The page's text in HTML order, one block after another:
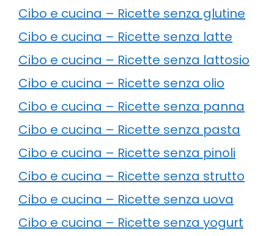
Cibo e cucina – Ricette senza glutine
Cibo e cucina – Ricette senza latte
Cibo e cucina – Ricette senza lattosio
Cibo e cucina – Ricette senza olio
Cibo e cucina – Ricette senza panna
Cibo e cucina – Ricette senza pasta
Cibo e cucina – Ricette senza pinoli
Cibo e cucina – Ricette senza strutto
Cibo e cucina – Ricette senza uova
Cibo e cucina – Ricette senza yogurt